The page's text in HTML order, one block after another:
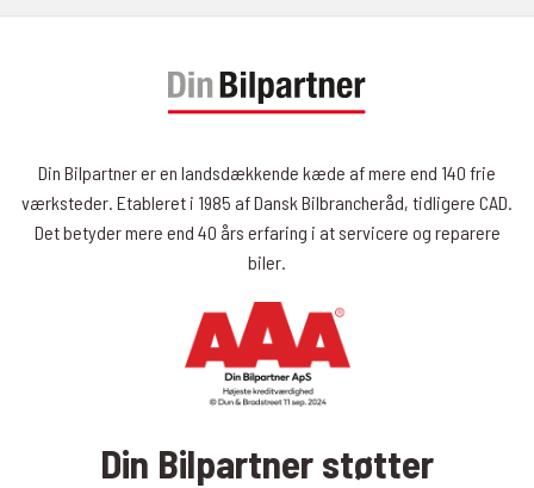
Din Bilpartner er en landsdækkende kæde af mere end 140 frie
værksteder. Etableret i 1985 af Dansk Bilbrancheråd, tidligere CAD.
Det betyder mere end 40 års erfaring i at servicere og reparere
biler.
Din Bilpartner støtter